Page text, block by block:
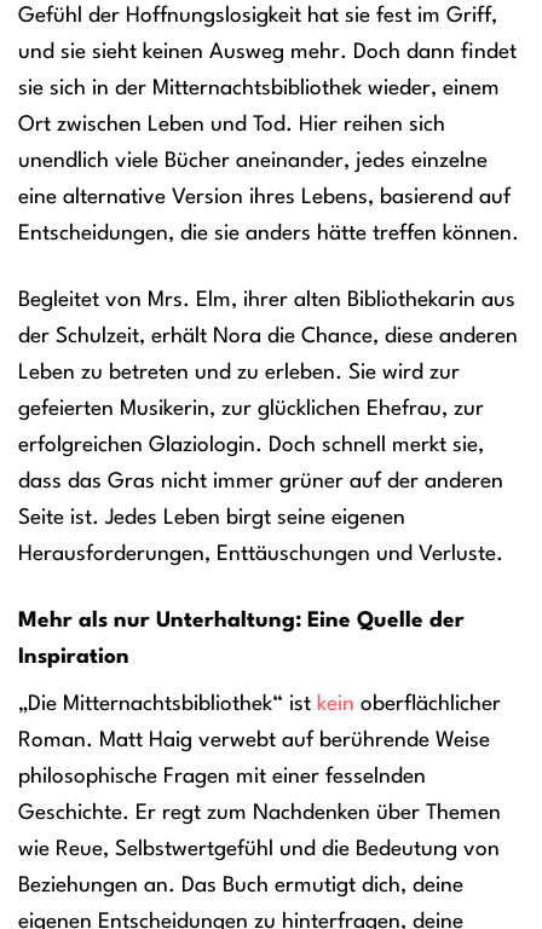
Gefühl der Hoffnungslosigkeit hat sie fest im Griff,
und sie sieht keinen Ausweg mehr. Doch dann findet
sie sich in der Mitternachtsbibliothek wieder, einem
Ort zwischen Leben und Tod. Hier reihen sich
unendlich viele Bücher aneinander, jedes einzelne
eine alternative Version ihres Lebens, basierend auf
Entscheidungen, die sie anders hätte treffen können.
Begleitet von Mrs. Elm, ihrer alten Bibliothekarin aus
der Schulzeit, erhält Nora die Chance, diese anderen
Leben zu betreten und zu erleben. Sie wird zur
gefeierten Musikerin, zur glücklichen Ehefrau, zur
erfolgreichen Glaziologin. Doch schnell merkt sie,
dass das Gras nicht immer grüner auf der anderen
Seite ist. Jedes Leben birgt seine eigenen
Herausforderungen, Enttäuschungen und Verluste.
Mehr als nur Unterhaltung: Eine Quelle der
Inspiration
„Die Mitternachtsbibliothek“ ist kein oberflächlicher
Roman. Matt Haig verwebt auf berührende Weise
philosophische Fragen mit einer fesselnden
Geschichte. Er regt zum Nachdenken über Themen
wie Reue, Selbstwertgefühl und die Bedeutung von
Beziehungen an. Das Buch ermutigt dich, deine
eigenen Entscheidungen zu hinterfragen, deine